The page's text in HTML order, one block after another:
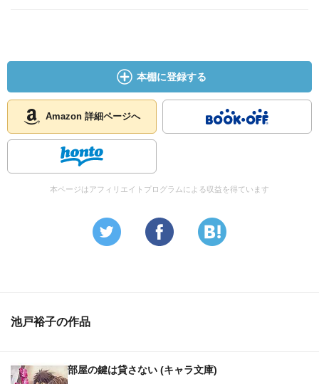
本棚に登録する
Amazon 詳細ページへ
本ページはアフィリエイトプログラムによる収益を得ています
池戸裕子の作品
部屋の鍵は貸さない (キャラ文庫)